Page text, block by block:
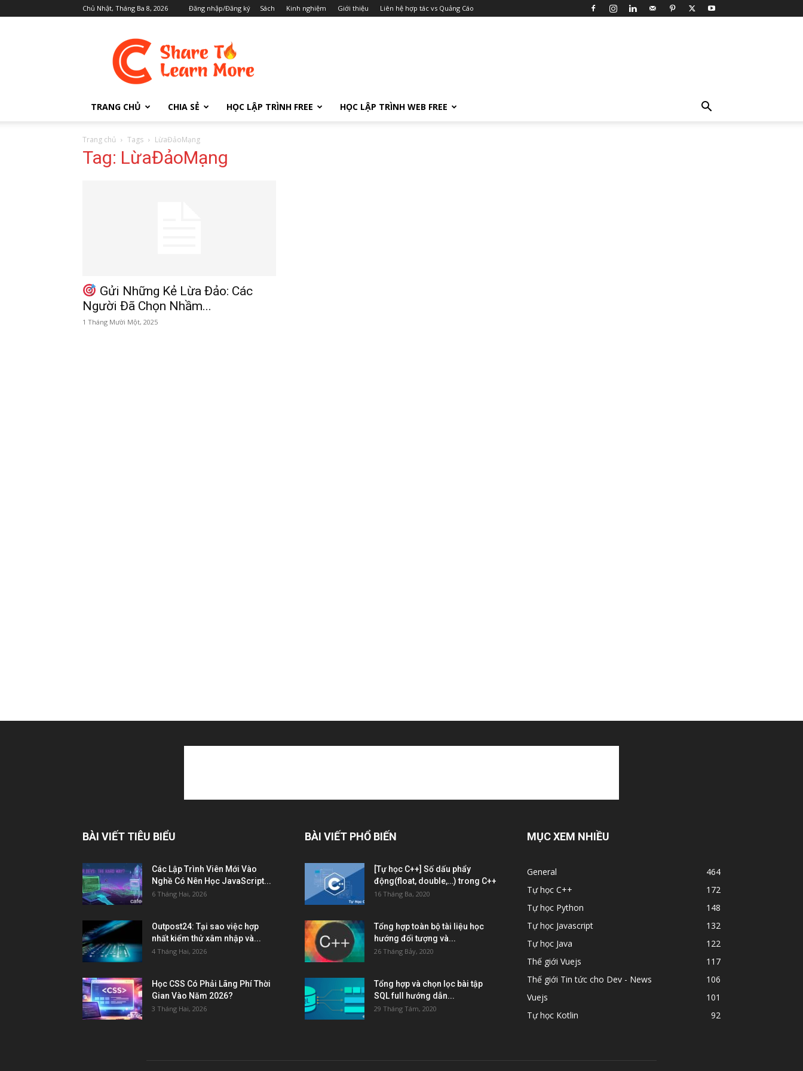
Chủ Nhật, Tháng Ba 8, 2026 Đăng nhập/Đăng ký Sách Kinh nghiệm Giới thiệu Liên hệ hợp tác vs Quảng Cáo
TRANG CHỦ CHIA SẺ HỌC LẬP TRÌNH FREE HỌC LẬP TRÌNH WEB FREE
Trang chủ Tags LừaĐảoMạng
Tag: LừaĐảoMạng
Gửi Những Kẻ Lừa Đảo: Các
Người Đã Chọn Nhầm...
1 Tháng Mười Một, 2025
BÀI VIẾT TIÊU BIỂU
Các Lập Trình Viên Mới Vào
Nghề Có Nên Học JavaScript...
6 Tháng Hai, 2026
Outpost24: Tại sao việc hợp
nhất kiểm thử xâm nhập và...
4 Tháng Hai, 2026
Học CSS Có Phải Lãng Phí Thời
Gian Vào Năm 2026?
3 Tháng Hai, 2026
BÀI VIẾT PHỔ BIẾN
[Tự học C++] Số dấu phẩy
động(float, double,…) trong C++
16 Tháng Ba, 2020
Tổng hợp toàn bộ tài liệu học
hướng đối tượng và...
26 Tháng Bảy, 2020
Tổng hợp và chọn lọc bài tập
SQL full hướng dẫn...
29 Tháng Tám, 2020
MỤC XEM NHIỀU
General
464
Tự học C++
172
Tự học Python
148
Tự học Javascript
132
Tự học Java
122
Thế giới Vuejs
117
Thế giới Tin tức cho Dev - News
106
Vuejs
101
Tự học Kotlin
92